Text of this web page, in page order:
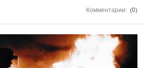
Комментарии: (0)